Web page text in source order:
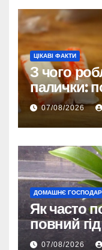
ЦІКАВІ ФАКТИ
З чого
палички:
склад і
07/08/2026
ДОМАШНЄ
Як часто
повний
сезону та
07/08/2026